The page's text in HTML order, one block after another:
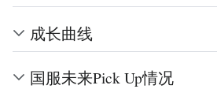
成长曲线
国服未来Pick Up情况